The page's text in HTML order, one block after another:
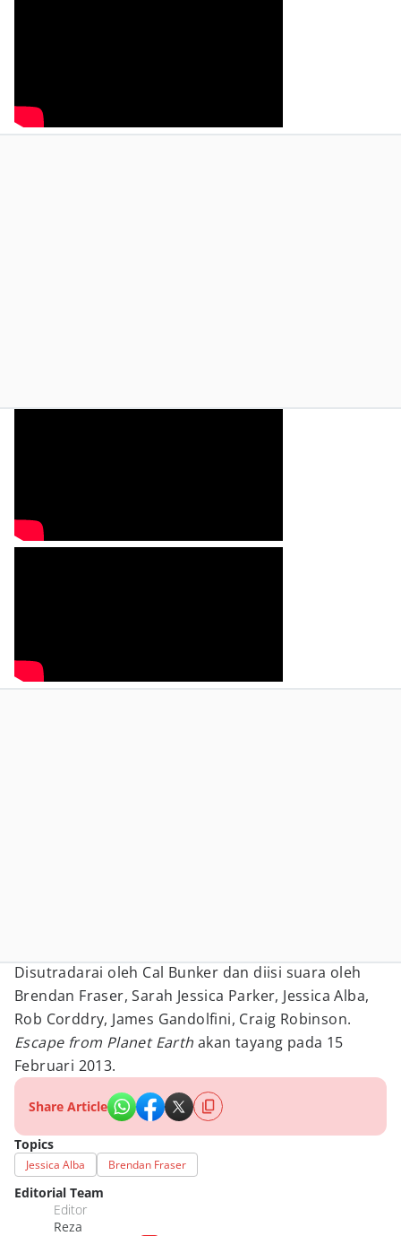
Disutradarai oleh Cal Bunker dan diisi suara oleh
Brendan Fraser, Sarah Jessica Parker, Jessica Alba,
Rob Corddry, James Gandolfini, Craig Robinson.
Escape from Planet Earth akan tayang pada 15
Februari 2013.
Share Article
Topics
Jessica Alba Brendan Fraser
Editorial Team
Editor
Reza